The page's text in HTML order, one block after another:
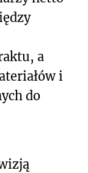
a
i
do